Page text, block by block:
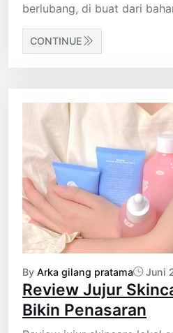
berlubang, di buat dari
CONTINUE
By Arka gilang pratama Juni
Review Jujur
Bikin Penasaran